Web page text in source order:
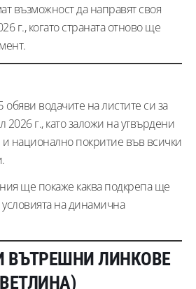
възможност да направят своя
г., когато страната отново ще
водачите на листите си за
2026 г., като заложи на утвърдени
национално покритие във всички
ще покаже каква подкрепа ще
на динамична
ВЪТРЕШНИ ЛИНКОВЕ